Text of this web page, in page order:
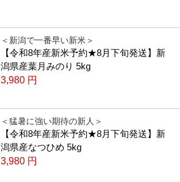
＜新潟で一番早い新米＞
【令和8年産新米予約★8月下旬発送】新
潟県産葉月みのり 5kg
3,980 円
＜猛暑に強い期待の新人＞
【令和8年産新米予約★8月下旬発送】新
潟県産なつひめ 5kg
3,980 円